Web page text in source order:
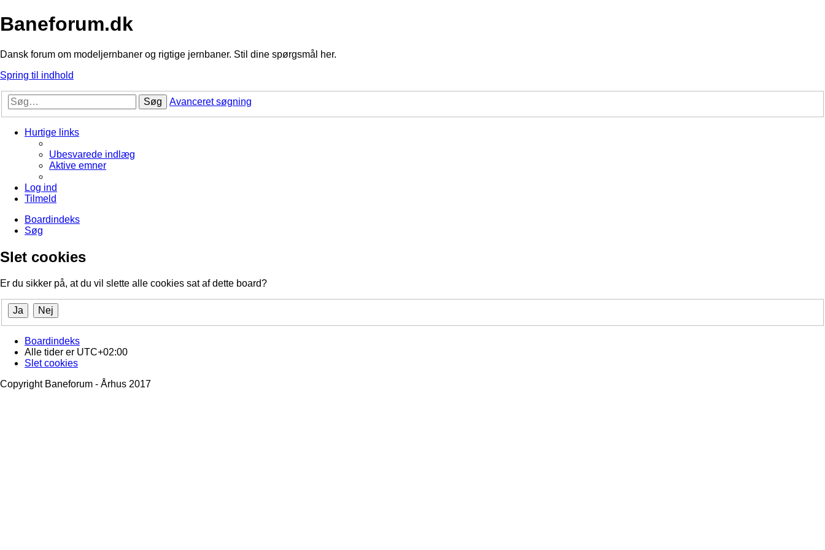
Baneforum.dk
Dansk forum om modeljernbaner og rigtige jernbaner. Stil dine spørgsmål her.
Spring til indhold
Søg Avanceret søgning
Hurtige links
Ubesvarede indlæg
Aktive emner
Log ind
Tilmeld
Boardindeks
Søg
Slet cookies
Er du sikker på, at du vil slette alle cookies sat af dette board?
Boardindeks
Alle tider er UTC+02:00
Slet cookies
Copyright Baneforum - Århus 2017